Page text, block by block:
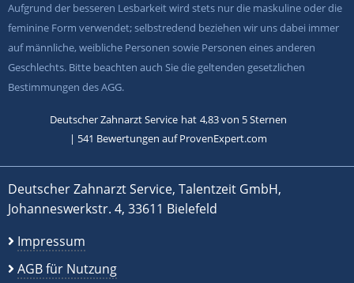
Aufgrund der besseren Lesbarkeit wird stets nur die maskuline oder die
feminine Form verwendet; selbstredend beziehen wir uns dabei immer
auf männliche, weibliche Personen sowie Personen eines anderen
Geschlechts. Bitte beachten auch Sie die geltenden gesetzlichen
Bestimmungen des AGG.
Deutscher Zahnarzt Service hat 4,83von 5Sternen
| 541 Bewertungen auf ProvenExpert.com
Deutscher Zahnarzt Service, Talentzeit GmbH,
Johanneswerkstr. 4, 33611 Bielefeld
Impressum
AGB für Nutzung